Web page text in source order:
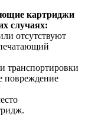
картриджи
случаях:
отсутствуют
транспортировки
повреждение